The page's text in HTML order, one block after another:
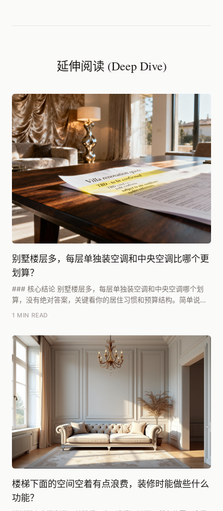
延伸阅读 (Deep Dive)
别墅楼层多，每层单独装空调和中央空调比哪个更
划算？
### 核心结论 别墅楼层多，每层单独装空调和中央空调哪个划
算，没有绝对答案，关键看你的居住习惯和预算结构。简单说：
1 MIN READ
楼梯下面的空间空着有点浪费，装修时能做些什么
功能？